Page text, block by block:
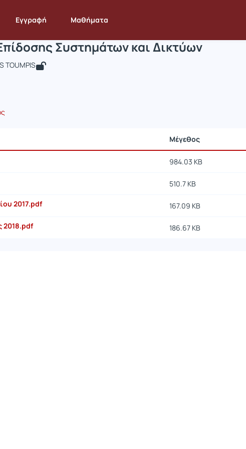
Εγγραφή Μαθήματα
Ανάλυση Επίδοσης Συστημάτων και Δικτύων
Επίδοσης Συστημάτων και Δικτύων
Συστημάτων και Δικτύων
TOUMPIS
Μέγεθος
984.03 KB
510.7 KB
2017.pdf 167.09 KB
2018.pdf 186.67 KB